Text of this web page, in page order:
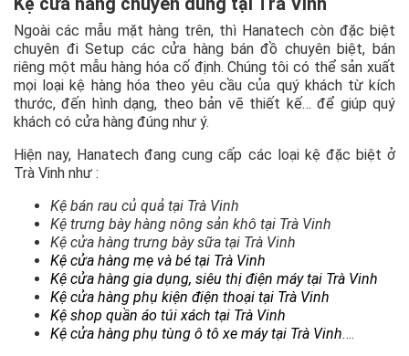
Ngoài các mẫu mặt hàng trên, thì Hanatech còn đặc biệt
chuyên đi Setup các cửa hàng bán đồ chuyên biệt, bán
riêng một mẫu hàng hóa cố định. Chúng tôi có thể sản xuất
mọi loại kệ hàng hóa theo yêu cầu của quý khách từ kích
thước, đến hình dạng, theo bản vẽ thiết kế… để giúp quý
khách có cửa hàng đúng như ý.
Hiện nay, Hanatech đang cung cấp các loại kệ đặc biệt ở
Trà Vinh như :
Kệ bán rau củ quả tại Trà Vinh
Kệ trưng bày hàng nông sản khô tại Trà Vinh
Kệ cửa hàng trưng bày sữa tại Trà Vinh
Kệ cửa hàng mẹ và bé tại Trà Vinh
Kệ cửa hàng gia dụng, siêu thị điện máy tại Trà Vinh
Kệ cửa hàng phụ kiện điện thoại tại Trà Vinh
Kệ shop quần áo túi xách tại Trà Vinh
Kệ cửa hàng phụ tùng ô tô xe máy tại Trà Vinh….